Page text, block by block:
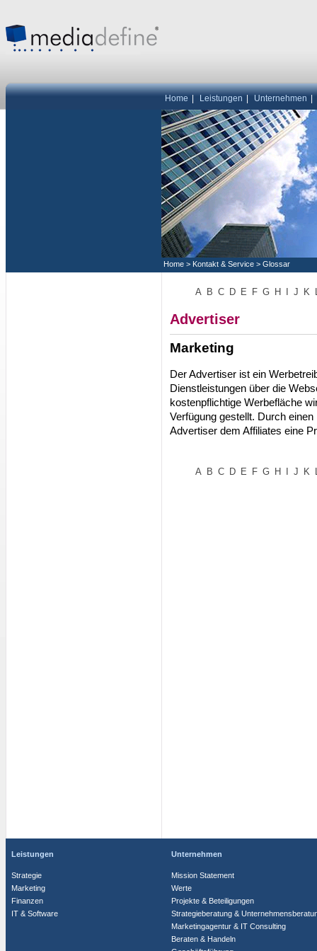
Home Leistungen Unternehmen
Home > Kontakt & Service > Glossar
A B C D E F G H J K
Advertiser
Marketing
Der Advertiser ist ein
Dienstleistungen über die
kostenpflichtige Werbefläche
Verfügung gestellt. Durch
Advertiser dem Affiliates eine
A B C D E F G H J K
Leistungen
Strategie
Marketing
Finanzen
IT & Software
Unternehmen
Mission Statement
Werte
Projekte & Beteiligungen
Strategieberatung &
Marketingagentur & IT Consulting
Beraten & Handeln